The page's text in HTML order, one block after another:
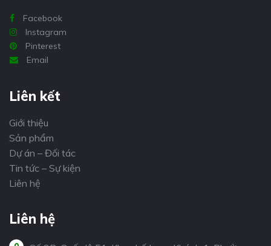
Facebook
Instagram
Pinterest
Email
Liên kết
Giới thiệu
Sản phẩm
Dự án – Đối tác
Tin tức – Sự kiện
Liên hệ
Liên hệ